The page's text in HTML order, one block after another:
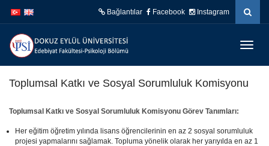
atla
atla
Bağlantılar Facebook Instagram
Toplumsal Katkı ve Sosyal Sorumluluk Komisyonu
Toplumsal Katkı ve Sosyal Sorumluluk Komisyonu Görev Tanımları:
Her eğitim öğretim yılında lisans öğrencilerinin en az 2 sosyal sorumluluk
projesi yapmalarını sağlamak. Topluma yönelik olarak her yarıyılda en az 1